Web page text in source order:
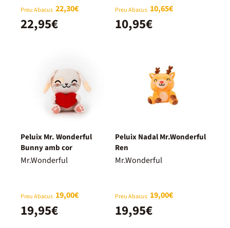
Preu Abacus 22,30€
22,95€
Preu Abacus 10,65€
10,95€
Peluix Mr. Wonderful
Bunny amb cor
Mr.Wonderful
Preu Abacus 19,00€
19,95€
Peluix Nadal Mr.Wonderful
Ren
Mr.Wonderful
Preu Abacus 19,00€
19,95€